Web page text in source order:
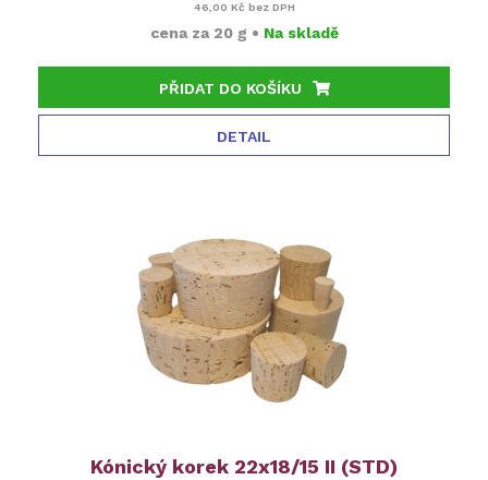
46,00 Kč bez DPH
cena za 20 g • Na skladě
PŘIDAT DO KOŠÍKU
DETAIL
Kónický korek 22x18/15 II (STD)